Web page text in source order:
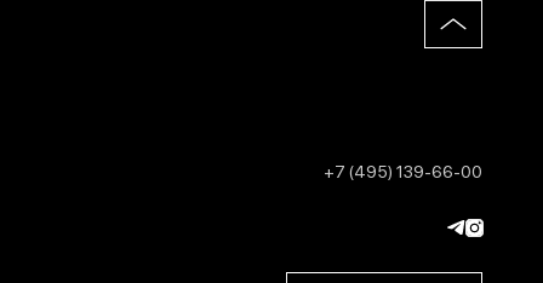
+7 (495) 139-66-00